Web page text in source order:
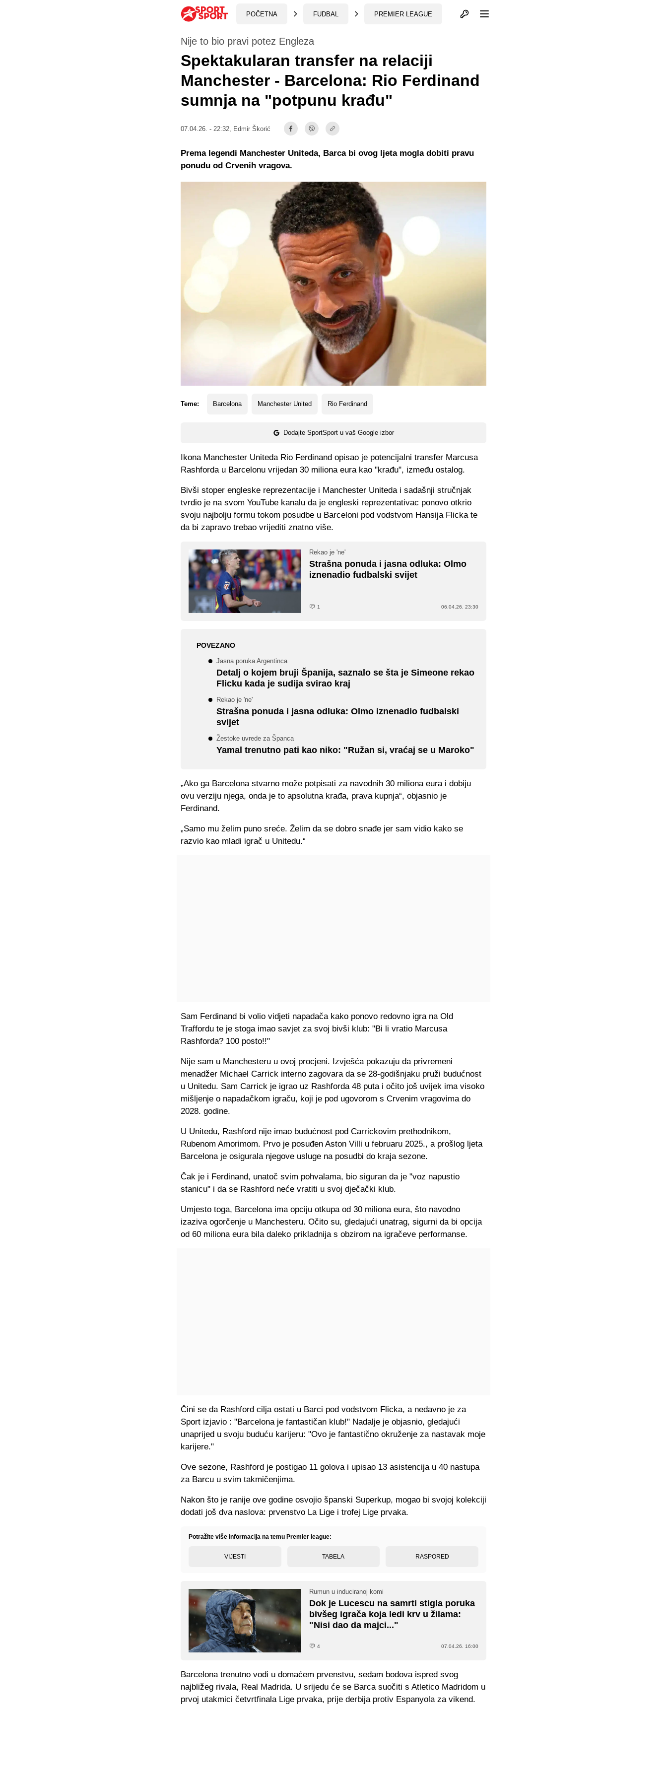
POČETNA FUDBAL PREMIER LEAGUE Otvori profil
Nije to bio pravi potez Engleza
Spektakularan transfer na relaciji
Manchester - Barcelona: Rio Ferdinand
sumnja na "potpunu krađu"
07.04.26. - 22:32, Edmir Škorić
Teme: Barcelona Manchester United Rio Ferdinand
Dodajte SportSport u vaš Google izbor
Prema legendi Manchester Uniteda, Barca bi ovog ljeta mogla dobiti pravu
ponudu od Crvenih vragova.
Ikona Manchester Uniteda Rio Ferdinand opisao je potencijalni transfer Marcusa
Rashforda u Barcelonu vrijedan 30 miliona eura kao "krađu", između ostalog.
Bivši stoper engleske reprezentacije i Manchester Uniteda i sadašnji stručnjak
tvrdio je na svom YouTube kanalu da je engleski reprezentativac ponovo otkrio
svoju najbolju formu tokom posudbe u Barceloni pod vodstvom Hansija Flicka te
da bi zapravo trebao vrijediti znatno više.
Rekao je 'ne'
Strašna ponuda i jasna odluka: Olmo
iznenadio fudbalski svijet
1 06.04.26. 23:30
POVEZANO
Jasna poruka Argentinca
Detalj o kojem bruji Španija, saznalo se šta je Simeone rekao
Flicku kada je sudija svirao kraj
Rekao je 'ne'
Strašna ponuda i jasna odluka: Olmo iznenadio fudbalski
svijet
Žestoke uvrede za Španca
Yamal trenutno pati kao niko: "Ružan si, vraćaj se u Maroko"
„Ako ga Barcelona stvarno može potpisati za navodnih 30 miliona eura i dobiju
ovu verziju njega, onda je to apsolutna krađa, prava kupnja“, objasnio je
Ferdinand.
„Samo mu želim puno sreće. Želim da se dobro snađe jer sam vidio kako se
razvio kao mladi igrač u Unitedu.“
Sam Ferdinand bi volio vidjeti napadača kako ponovo redovno igra na Old
Traffordu te je stoga imao savjet za svoj bivši klub: "Bi li vratio Marcusa
Rashforda? 100 posto!!"
Nije sam u Manchesteru u ovoj procjeni. Izvješća pokazuju da privremeni
menadžer Michael Carrick interno zagovara da se 28-godišnjaku pruži budućnost
u Unitedu. Sam Carrick je igrao uz Rashforda 48 puta i očito još uvijek ima visoko
mišljenje o napadačkom igraču, koji je pod ugovorom s Crvenim vragovima do
2028. godine.
U Unitedu, Rashford nije imao budućnost pod Carrickovim prethodnikom,
Rubenom Amorimom. Prvo je posuđen Aston Villi u februaru 2025., a prošlog ljeta
Barcelona je osigurala njegove usluge na posudbi do kraja sezone.
Čak je i Ferdinand, unatoč svim pohvalama, bio siguran da je "voz napustio
stanicu" i da se Rashford neće vratiti u svoj dječački klub.
Umjesto toga, Barcelona ima opciju otkupa od 30 miliona eura, što navodno
izaziva ogorčenje u Manchesteru. Očito su, gledajući unatrag, sigurni da bi opcija
od 60 miliona eura bila daleko prikladnija s obzirom na igračeve performanse.
Čini se da Rashford cilja ostati u Barci pod vodstvom Flicka, a nedavno je za
Sport izjavio : "Barcelona je fantastičan klub!" Nadalje je objasnio, gledajući
unaprijed u svoju buduću karijeru: "Ovo je fantastično okruženje za nastavak moje
karijere."
Ove sezone, Rashford je postigao 11 golova i upisao 13 asistencija u 40 nastupa
za Barcu u svim takmičenjima.
Nakon što je ranije ove godine osvojio španski Superkup, mogao bi svojoj kolekciji
dodati još dva naslova: prvenstvo La Lige i trofej Lige prvaka.
Potražite više informacija na temu Premier league:
VIJESTI TABELA RASPORED
Rumun u induciranoj komi
Dok je Lucescu na samrti stigla poruka
bivšeg igrača koja ledi krv u žilama:
"Nisi dao da majci..."
4 07.04.26. 16:00
Barcelona trenutno vodi u domaćem prvenstvu, sedam bodova ispred svog
najbližeg rivala, Real Madrida. U srijedu će se Barca suočiti s Atletico Madridom u
prvoj utakmici četvrtfinala Lige prvaka, prije derbija protiv Espanyola za vikend.